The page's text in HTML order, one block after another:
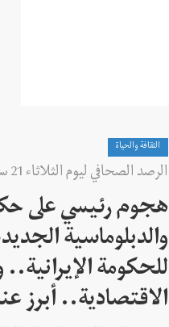
الثقافة والحياة
الرصد الصحافي ليوم الثلاثاء 21 سبتمبر (أيلول) 2021
هجوم رئيسي على
والدبلوماسية
للحكومة الإيرانية..
الاقتصادية.. أبرز